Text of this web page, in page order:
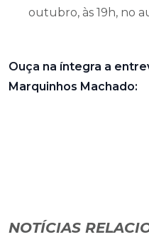
outubro, às 19h, no
Ouça na íntegra a
Marquinhos Machado:
NOTÍCIAS